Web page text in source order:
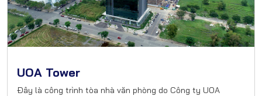
UOA Tower
Đây là công trình tòa nhà văn phòng do Công ty UOA